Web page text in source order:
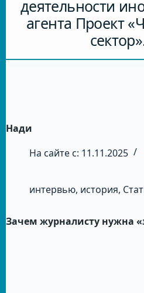
деятельности
агента Проект
Нади
На сайте с: 11.11.2025
интервью, история,
Зачем журналисту нужна